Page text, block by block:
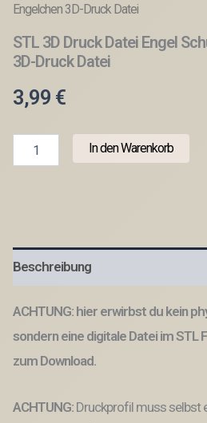
Engelchen 3D-Druck Datei
STL 3D Druck Datei Engel
3D-Druck Datei
3,99 €
3D-
Druck
Datei
In den Warenkorb
Beschreibung
ACHTUNG: hier erwirbst du kein
sondern eine digitale Datei im STL
zum Download.
ACHTUNG: Druckprofil muss selbst